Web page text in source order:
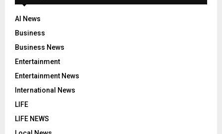
AI News
Business
Business News
Entertainment
Entertainment News
International News
LIFE
LIFE NEWS